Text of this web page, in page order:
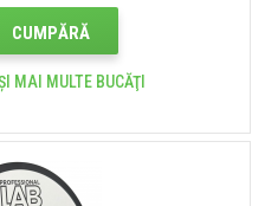
CUMPĂRĂ
MAI MULTE BUCĂŢI